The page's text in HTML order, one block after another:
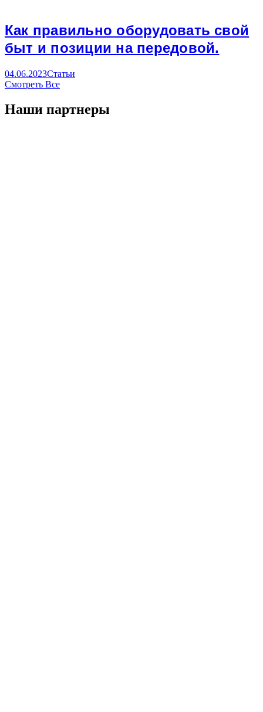
Как правильно оборудовать свой
быт и позиции на передовой.
04.06.2023Статьи
Смотреть Все
Наши партнеры